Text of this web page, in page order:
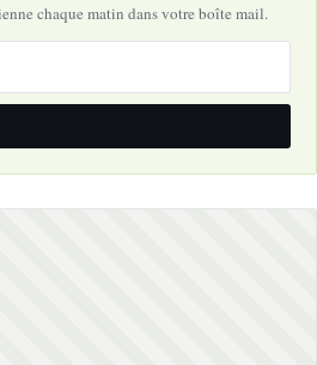
chaque matin dans votre boîte mail.